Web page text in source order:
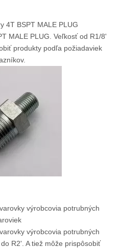
4T BSPT MALE PLUG
MALE PLUG. Veľkosť od R1/8'
produkty podľa požiadaviek
výrobcovia potrubných
výrobcovia potrubných
R2'. A tiež môže prispôsobiť